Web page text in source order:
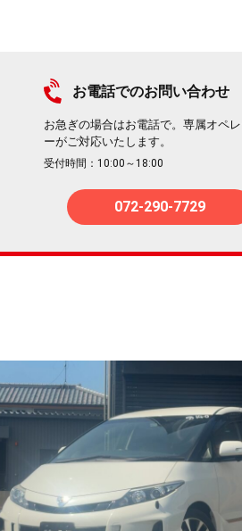
お電話でのお問い合わせ
お急ぎの場合はお電話で。専属オペレ
ーがご対応いたします。
受付時間：10:00～18:00
072-290-7729